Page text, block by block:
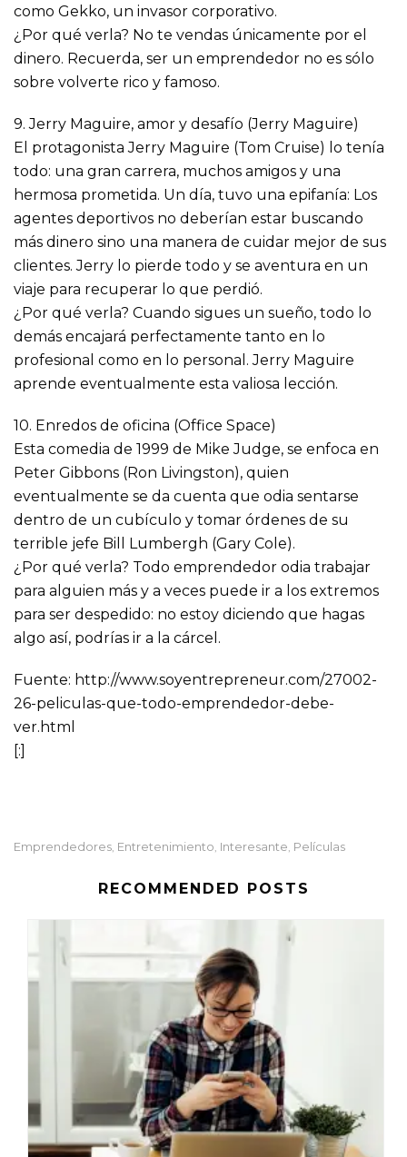
como Gekko, un invasor corporativo.
¿Por qué verla? No te vendas únicamente por el
dinero. Recuerda, ser un emprendedor no es sólo
sobre volverte rico y famoso.
9. Jerry Maguire, amor y desafío (Jerry Maguire)
El protagonista Jerry Maguire (Tom Cruise) lo tenía
todo: una gran carrera, muchos amigos y una
hermosa prometida. Un día, tuvo una epifanía: Los
agentes deportivos no deberían estar buscando
más dinero sino una manera de cuidar mejor de sus
clientes. Jerry lo pierde todo y se aventura en un
viaje para recuperar lo que perdió.
¿Por qué verla? Cuando sigues un sueño, todo lo
demás encajará perfectamente tanto en lo
profesional como en lo personal. Jerry Maguire
aprende eventualmente esta valiosa lección.
10. Enredos de oficina (Office Space)
Esta comedia de 1999 de Mike Judge, se enfoca en
Peter Gibbons (Ron Livingston), quien
eventualmente se da cuenta que odia sentarse
dentro de un cubículo y tomar órdenes de su
terrible jefe Bill Lumbergh (Gary Cole).
¿Por qué verla? Todo emprendedor odia trabajar
para alguien más y a veces puede ir a los extremos
para ser despedido: no estoy diciendo que hagas
algo así, podrías ir a la cárcel.
Fuente: http://www.soyentrepreneur.com/27002-
26-peliculas-que-todo-emprendedor-debe-
ver.html
[:]
Emprendedores Entretenimiento Interesante Películas
RECOMMENDED POSTS